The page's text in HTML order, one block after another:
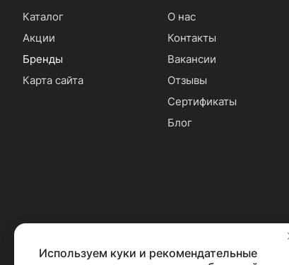
Каталог
Акции
Бренды
Карта сайта
О нас
Контакты
Вакансии
Отзывы
Сертификаты
Блог
✕
Используем куки и рекомендательные